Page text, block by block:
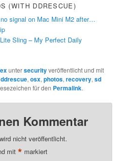
(WITH DDRESCUE)
signal on Mac Mini M2 after…
Sling – My Perfect Daily
untersecurityveröffentlicht und mit
ddrescue,osx,photos,recovery,sd
für den Permalink.
Kommentar
nicht veröffentlicht.
mit* markiert